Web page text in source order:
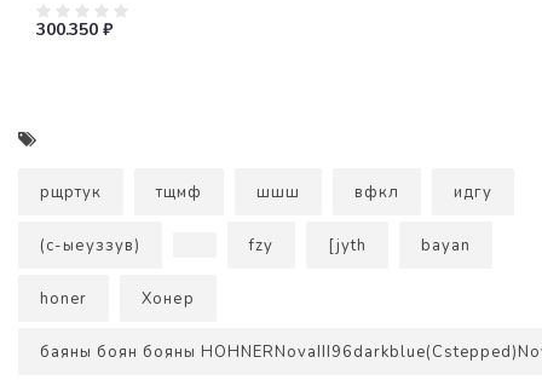
300.350 ₽
рщртук тщмф шшш вфкл идгу
(с-ыеуззув) fzy [jyth bayan
honer Хонер
баяны боян бояны